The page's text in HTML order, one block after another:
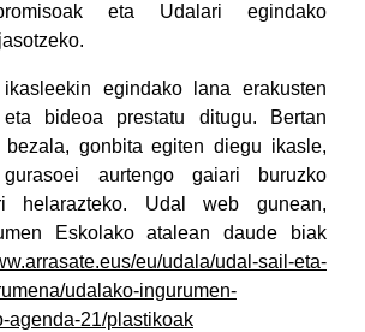
eta Udalari egindako
egindako lana erakusten
bideoa prestatu ditugu.
Bertan
gonbita egiten diegu ikasle,
aurtengo gaiari buruzko
helarazteko. Udal web gunean,
Eskolako atalean daude biak
eu/udala/udal-sail-eta-
udalako-ingurumen-
agenda-21/plastikoak